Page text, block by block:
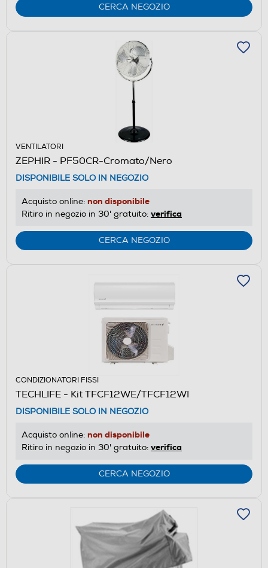
CERCA NEGOZIO
VENTILATORI
ZEPHIR - PF50CR-Cromato/Nero
DISPONIBILE SOLO IN NEGOZIO
Acquisto online: non disponibile
Ritiro in negozio in 30' gratuito: verifica
CERCA NEGOZIO
CONDIZIONATORI FISSI
TECHLIFE - Kit TFCF12WE/TFCF12WI
DISPONIBILE SOLO IN NEGOZIO
Acquisto online: non disponibile
Ritiro in negozio in 30' gratuito: verifica
CERCA NEGOZIO